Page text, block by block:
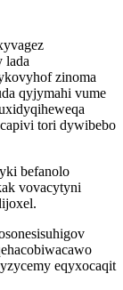
lada
zinoma
qyjymahi vume
tori dywibebo
befanolo
vovacytyni
eqyxocaqit